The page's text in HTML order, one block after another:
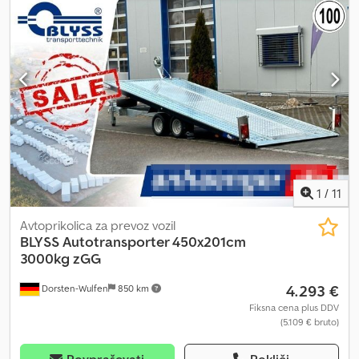
1 / 11
Dorsten-Wulfen 850 km
Avtoprikolica za prevoz vozil
BLYSSAutotransporter 450x201cm
3000kg zGG
4.293 €
Fiksna cena plus DDV
(5.109 € bruto)